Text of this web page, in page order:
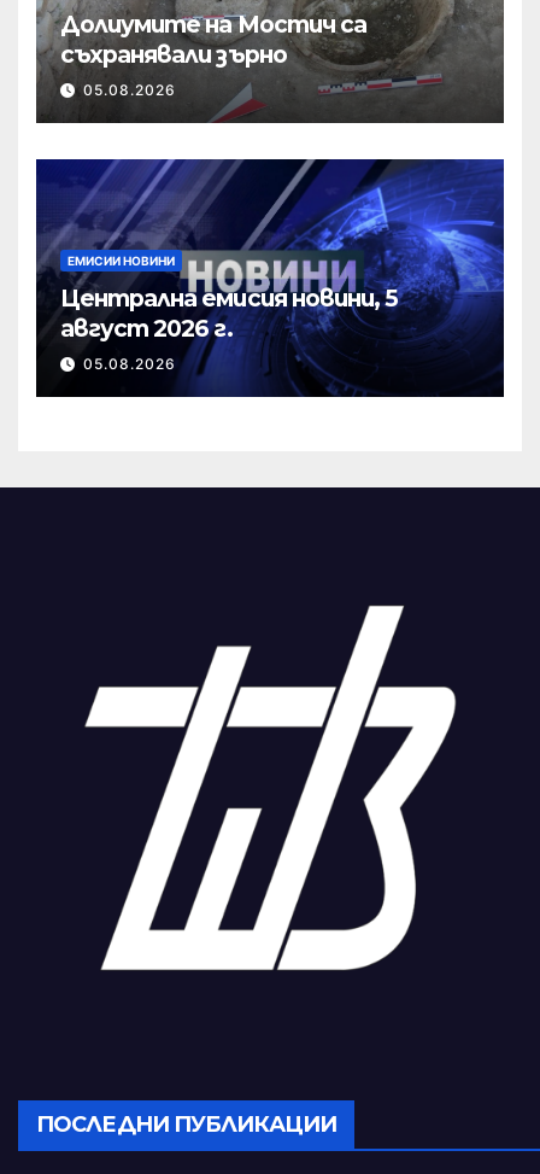
Долиумите на Мостич са
съхранявали зърно
05.08.2026
ЕМИСИИ НОВИНИ
Централна емисия новини, 5
август 2026 г.
05.08.2026
ПОСЛЕДНИ ПУБЛИКАЦИИ